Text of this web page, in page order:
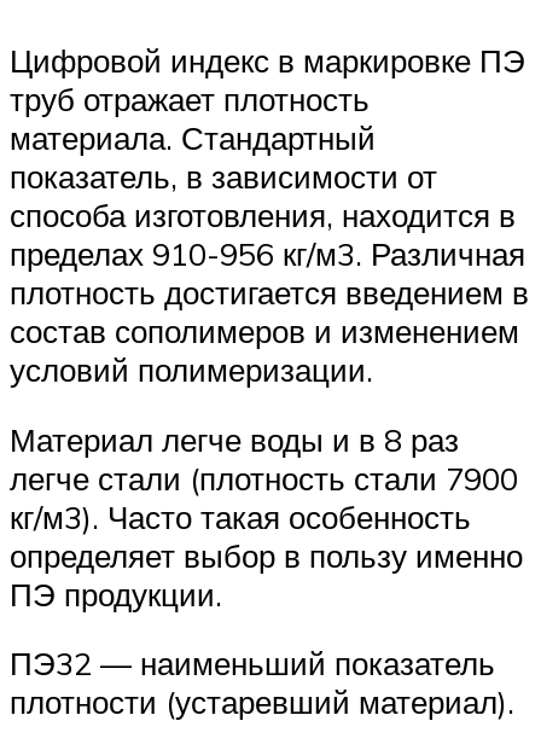
Цифровой индекс в маркировке ПЭ
труб отражает плотность
материала. Стандартный
показатель, в зависимости от
способа изготовления, находится в
пределах 910-956 кг/м3. Различная
плотность достигается введением в
состав сополимеров и изменением
условий полимеризации.
Материал легче воды и в 8 раз
легче стали (плотность стали 7900
кг/м3). Часто такая особенность
определяет выбор в пользу именно
ПЭ продукции.
ПЭ32 — наименьший показатель
плотности (устаревший материал).